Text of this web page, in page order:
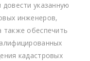
указанную
инженеров,
обеспечить
кадастровых